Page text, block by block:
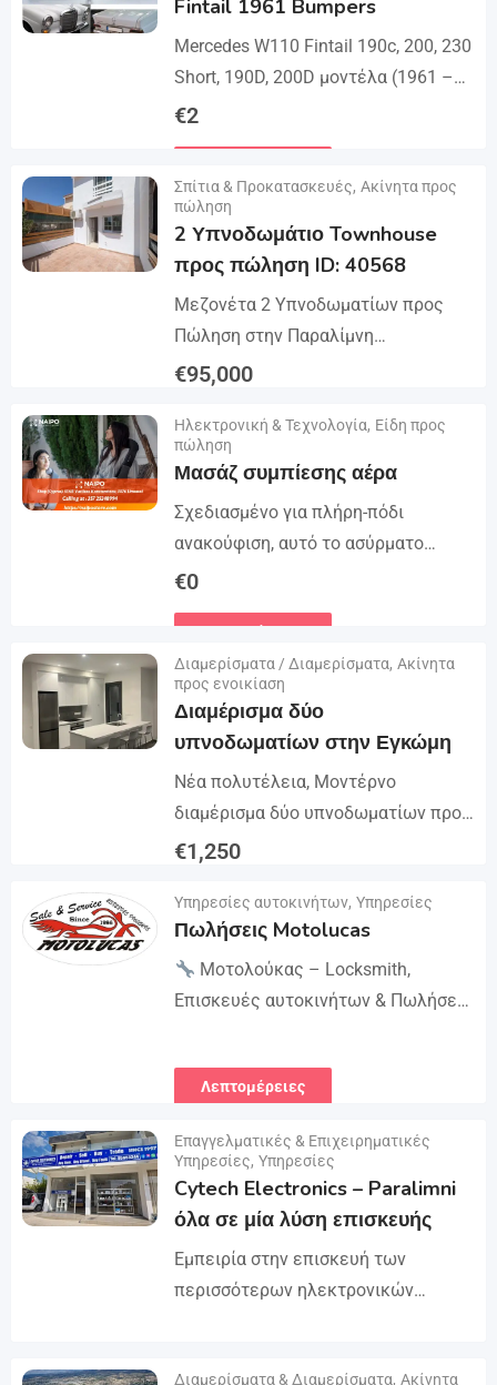
μέρη, ένα...
Fintail 1961 Bumpers
Mercedes W110 Fintail 190c, 200, 230
Short, 190D, 200D μοντέλα (1961 –
1968). Ένα σετ 1 μπροστινού
€2
Σπίτια & Προκατασκευές, Ακίνητα προς
πώληση
2 Υπνοδωμάτιο Townhouse
προς πώληση ID: 40568
Μεζονέτα 2 Υπνοδωματίων προς
Πώληση στην Παραλίμνη
Αμμοχώστου – Επενδυτική Ευκαιρία
βρίσκεται στη δημοφιλή περιοχή
Παραλιμνίου, στην Αμμόχωστο είναι
μια εξαιρετική...
€95,000
Λεπτομέρειες
Ηλεκτρονική & Τεχνολογία, Είδη προς
πώληση
Μασάζ συμπίεσης αέρα
Σχεδιασμένο για πλήρη-πόδι
ανακούφιση, αυτό το ασύρματο
Μασάζ συμπίεσης αέρα καλύπτει τα
αερόσακων...
€0
Λεπτομέρειες
Διαμερίσματα / Διαμερίσματα, Ακίνητα
προς ενοικίαση
Διαμέρισμα δύο
υπνοδωματίων στην Εγκώμη
Νέα πολυτέλεια, Μοντέρνο
διαμέρισμα δύο υπνοδωματίων προς
ενοικίαση στην Έγκωμη –
διαμέρισμα με 2 υπνοδωμάτια και 2
μπάνια: Εσωτερικός χώρος: 90 τ.μ.,...
€1,250
Λεπτομέρειες
Υπηρεσίες αυτοκινήτων, Υπηρεσίες
Πωλήσεις Motolucas
Μοτολούκας – Locksmith,
Επισκευές αυτοκινήτων & Πωλήσεις
Ψάχνετε για αξιόπιστη υπηρεσία; Ο
Μοτολούκας προσφέρει:
Επισκευές αυτοκινήτων &...
Λεπτομέρειες
Επαγγελματικές & Επιχειρηματικές
Υπηρεσίες, Υπηρεσίες
Cytech Electronics – Paralimni
όλα σε μία λύση επισκευής
Εμπειρία στην επισκευή των
περισσότερων ηλεκτρονικών
Λεπτομέρειες
Διαμερίσματα & Διαμερίσματα, Ακίνητα